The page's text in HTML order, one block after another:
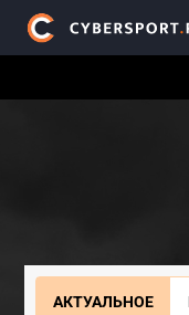
АКТУАЛЬНОЕ